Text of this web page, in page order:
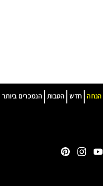
הנמכרים ביותר הטבות חדש